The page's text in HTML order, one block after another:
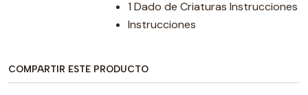
1 Dado de Criaturas Instrucciones
Instrucciones
COMPARTIR ESTE PRODUCTO